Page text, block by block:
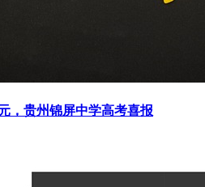
，贵州锦屏中学高考喜报